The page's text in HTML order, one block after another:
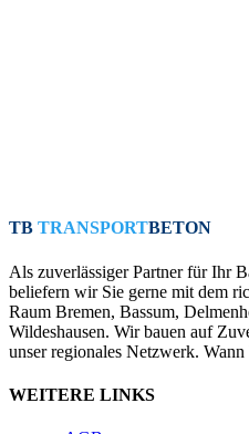
TB TRANSPORTBETON
Als zuverlässiger Partner für Ihr
beliefern wir Sie gerne mit dem
Raum Bremen, Bassum,
Wildeshausen. Wir bauen auf
unser regionales Netzwerk. Wann
WEITERE LINKS